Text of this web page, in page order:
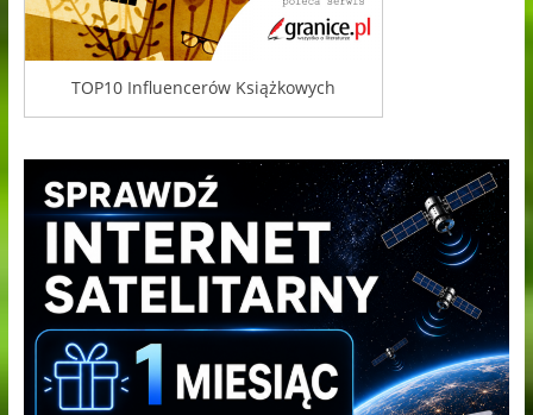
TOP10 Influencerów Książkowych